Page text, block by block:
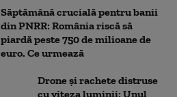
Săptămână crucială pentru banii
din PNRR: România riscă să
piardă peste 750 de milioane de
euro. Ce urmează
Drone și rachete distruse
cu viteza luminii: Unul